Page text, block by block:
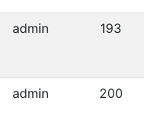
admin 193
admin 200